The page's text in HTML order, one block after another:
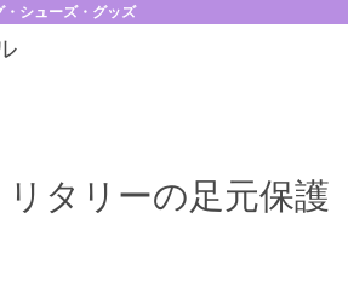
・シューズ・グッズ
タリーの足元保護